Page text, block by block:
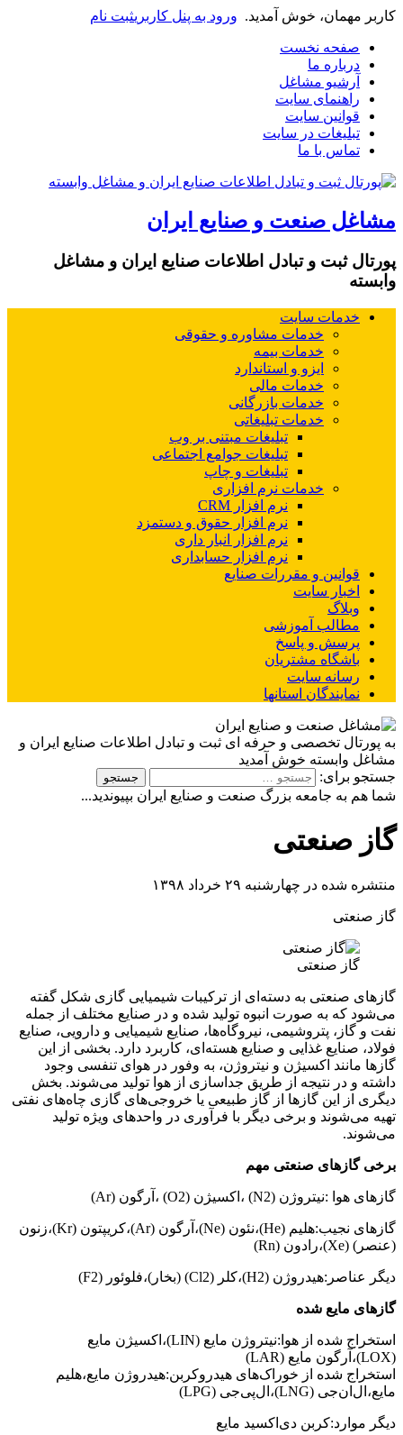
کاربر مهمان، خوش آمدید. ورود به پنل کاربریثبت نام
صفحه نخست
درباره ما
آرشیو مشاغل
راهنمای سایت
قوانین سایت
تبلیغات در سایت
تماس با ما
مشاغل صنعت و صنایع ایران
پورتال ثبت و تبادل اطلاعات صنایع ایران و مشاغل
وابسته
خدمات سایت
خدمات مشاوره و حقوقی
خدمات بیمه
ایزو و استاندارد
خدمات مالی
خدمات بازرگانی
خدمات تبلیغاتی
تبلیغات مبتنی بر وب
تبلیغات جوامع اجتماعی
تبلیغات و چاپ
خدمات نرم افزاری
نرم افزار CRM
نرم افزار حقوق و دستمزد
نرم افزار انبار داری
نرم افزار حسابداری
قوانین و مقررات صنایع
اخبار سایت
وبلاگ
مطالب آموزشی
پرسش و پاسخ
باشگاه مشتریان
رسانه سایت
نمایندگان استانها
به پورتال تخصصی و حرفه ای ثبت و تبادل اطلاعات صنایع ایران و
مشاغل وابسته خوش آمدید
جستجو برای:
شما هم به جامعه بزرگ صنعت و صنایع ایران بپیوندید...
گاز صنعتی
منتشره شده در چهارشنبه ۲۹ خرداد ۱۳۹۸
گاز صنعتی
گاز صنعتی
گازهای صنعتی به دسته‌ای از ترکیبات شیمیایی گازی شکل گفته
می‌شود که به صورت انبوه تولید شده و در صنایع مختلف از جمله
نفت و گاز، پتروشیمی، نیروگاه‌ها، صنایع شیمیایی و دارویی، صنایع
فولاد، صنایع غذایی و صنایع هسته‌ای، کاربرد دارد. بخشی از این
گازها مانند اکسیژن و نیتروژن، به وفور در هوای تنفسی وجود
داشته و در نتیجه از طریق جداسازی از هوا تولید می‌شوند. بخش
دیگری از این گازها از گاز طبیعی یا خروجی‌های گازی چاه‌های نفتی
تهیه می‌شوند و برخی دیگر با فرآوری در واحدهای ویژه تولید
می‌شوند.
برخی گازهای صنعتی مهم
گازهای هوا :نیتروژن (N2) ،اکسیژن (O2) ،آرگون (Ar)
گازهای نجیب:هلیم (He)،نئون (Ne)،آرگون (Ar)،کریپتون (Kr)،زنون
(عنصر) (Xe)،رادون (Rn)
دیگر عناصر:هیدروژن (H2)،کلر (Cl2) (بخار)،فلوئور (F2)
گازهای مایع شده
استخراج شده از هوا:نیتروژن مایع (LIN)،اکسیژن مایع
(LOX)،آرگون مایع (LAR)
استخراج شده از خوراک‌های هیدروکربن:هیدروژن مایع،هلیم
مایع،ال‌ان‌جی (LNG)،ال‌پی‌جی (LPG)
دیگر موارد:کربن دی‌اکسید مایع